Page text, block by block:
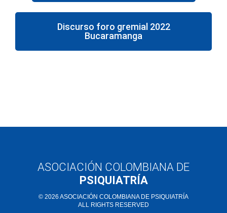
Discurso foro gremial 2022
Bucaramanga
ASOCIACIÓN COLOMBIANA DE
PSIQUIATRÍA
© 2026 ASOCIACIÓN COLOMBIANA DE PSIQUIATRÍA
ALL RIGHTS RESERVED